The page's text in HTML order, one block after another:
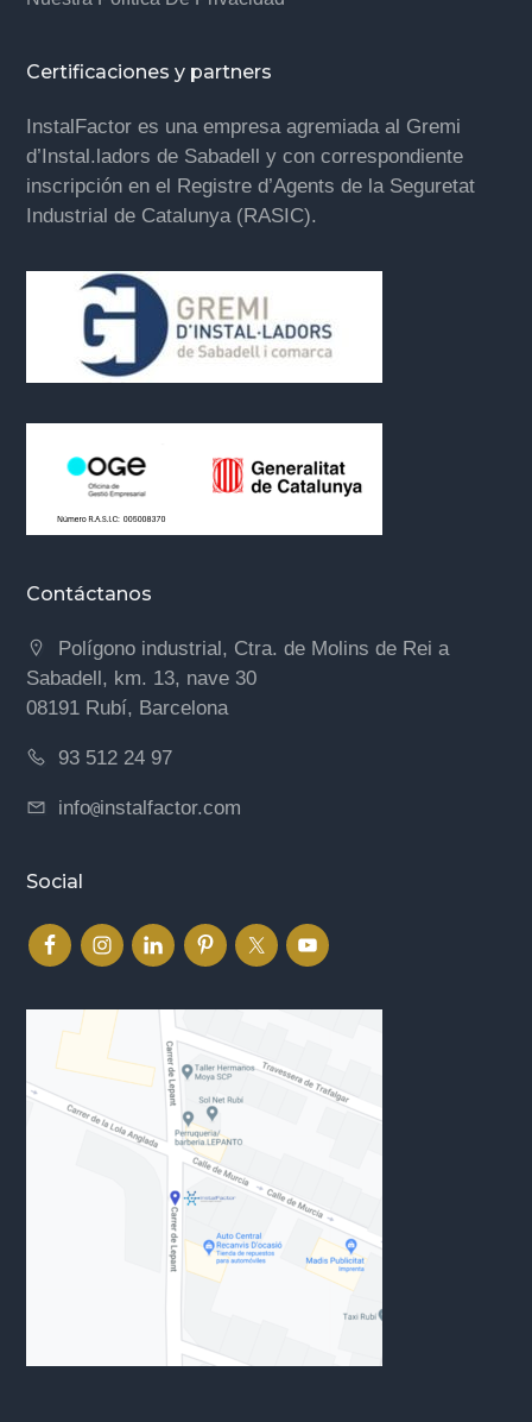
Certificaciones y partners
InstalFactor es una empresa agremiada al Gremi
d’Instal.ladors de Sabadell y con correspondiente
inscripción en el Registre d’Agents de la Seguretat
Industrial de Catalunya (RASIC).
Contáctanos
Polígono industrial, Ctra. de Molins de Rei a
Sabadell, km. 13, nave 30
08191 Rubí, Barcelona
93 512 24 97
info@instalfactor.com
Social